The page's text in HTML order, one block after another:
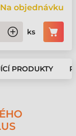
Na objednávku
ks
PRODUKTY